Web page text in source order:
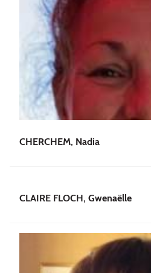
CHERCHEM, Nadia
CLAIRE FLOCH, Gwenaëlle